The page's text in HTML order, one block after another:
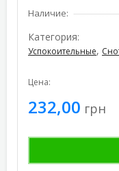
Наличие:
Категория:
Успокоительные,
Цена:
232,00 грн